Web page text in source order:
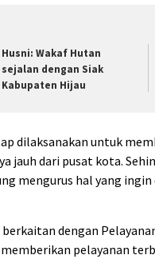
Husni: Wakaf Hutan
sejalan dengan Siak
Kabupaten Hijau
dilaksanakan untuk
jauh dari pusat kota.
mengurus hal yang
dengan
pelayanan